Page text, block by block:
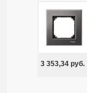
3 353,34руб.